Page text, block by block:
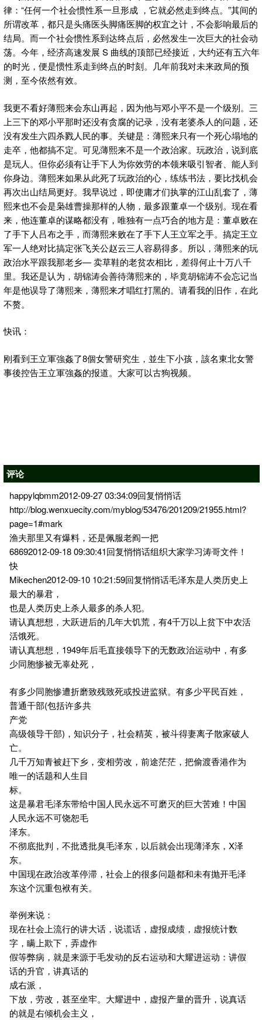
律：“任何一个社会惯性系一旦形成 ，它就必然走到终点。”其间的
所谓改革，都只是头痛医头脚痛医脚的权宜之计，不会影响最后的
结局。而一个社会惯性系到达终点后，必然发生一次巨大的社会动
荡。今年，经济高速发展 S 曲线的顶部已经接近，大约还有五六年
的时光，便是惯性系走到终点的时刻。几年前我对未来政局的预
测，至今依然有效。
我更不看好薄熙来会东山再起，因为他与邓小平不是一个级别。三
上三下的邓小平那时还没有贪腐的记录，没有老婆杀人的问题，还
没有发生六四杀戮人民的事。关键是：薄熙来只有一个死心塌地的
走卒，他都搞不定。可见薄熙来不是一个政治家。玩政治，说到底
是玩人。但你必须有让手下人为你效劳的本领来吸引智者、能人到
你身边。薄熙来如果从此死了玩政治的心，练练书法，要比找机会
再次出山结局更好。我早说过，即使庸才们执掌的江山乱套了，薄
熙来也不会是枭雄曹操那样的人物，最多跟董卓一个级别。现在看
来，他连董卓的谋略都没有，唯独有一点巧合的地方是：董卓败在
了手下人吕布之手，而薄熙来败在了手下人王立军之手。搞定王立
军一人绝对比搞定张飞关公赵云三人容易得多。所以，薄熙来的玩
政治水平跟我那老乡— 卖草鞋的老贫农相比，差得何止十万八千
里。我还是认为，胡锦涛会善待薄熙来的，毕竟胡锦涛不会忘记当
年是他误导了薄熙来，薄熙来才唱红打黑的。请看我的旧作，在此
不赘。
快讯：
刚看到王立軍強姦了8個女警研究生，並生下小孩，該名東北女警
事後控告王立軍強姦的报道。大家可以古狗视频。
评论
happylqbmm2012-09-27 03:34:09回复悄悄话
http://blog.wenxuecity.com/myblog/53476/201209/21955.html?
page=1#mark
渔夫那里又有爆料，还是佩服老阎一把
68692012-09-18 09:30:41回复悄悄话组织大家学习涛哥文件！
快
Mikechen2012-09-10 10:21:59回复悄悄话毛泽东是人类历史上
最大的暴君，
也是人类历史上杀人最多的杀人犯。
请认真想想，大跃进后的几年大饥荒，有4千万以上贫下中农活
活饿死。
请认真想想，1949年后毛直接领导下的无数政治运动中，有多
少同胞惨被无辜处死，
有多少同胞惨遭折磨致残致死或投进监狱。有多少平民百姓，
普通干部(包括许多共
产党
高级领导干部)，知识分子，社会精英，被斗得妻离子散家破人
亡。
几千万知青被赶下乡，变相劳改，前途茫茫，把偷渡香港作为
唯一的话题和人生目
标。
这是暴君毛泽东带给中国人民永远不可磨灭的巨大苦难！中国
人民永远不可饶恕毛
泽东。
不彻底批判，不批透批臭毛泽东，以后就会出现薄泽东，X泽
东。
中国现在政治改革停滞，社会上的很多问题都和未有抛开毛泽
东这个沉重包袱有关。
举例来说：
现在社会上流行的讲大话，说谎话，虚报成绩，虚报统计数
字，瞒上欺下，弄虚作
假等弊病，就是来源于毛发动的反右运动和大耀进运动：讲假
话的升官，讲真话的
成右派，
下放，劳改，甚至坐牢。大耀进中，虚报产量的晋升，说真话
的就是右倾机会主义，